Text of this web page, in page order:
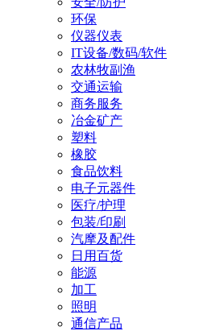
环保
仪器仪表
IT设备/数码/软件
农林牧副渔
交通运输
商务服务
冶金矿产
塑料
橡胶
食品饮料
电子元器件
医疗/护理
包装/印刷
汽摩及配件
日用百货
能源
加工
照明
通信产品